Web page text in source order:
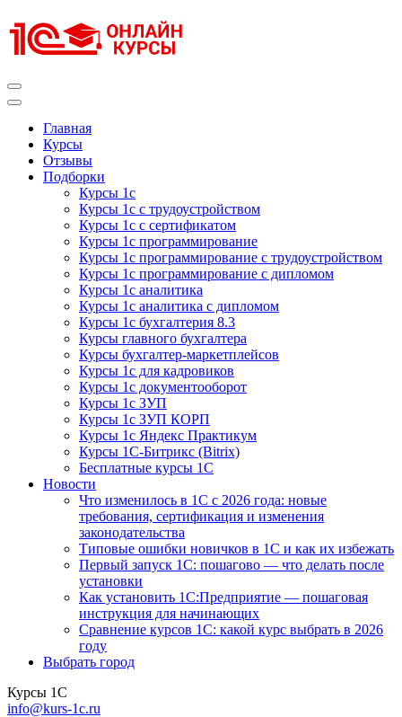
к
содержимому
Главная
Курсы
Отзывы
Подборки
Курсы 1с
Курсы 1с с трудоустройством
Курсы 1с с сертификатом
Курсы 1с программирование
Курсы 1с программирование с трудоустройством
Курсы 1с программирование с дипломом
Курсы 1с аналитика
Курсы 1с аналитика с дипломом
Курсы 1с бухгалтерия 8.3
Курсы главного бухгалтера
Курсы бухгалтер-маркетплейсов
Курсы 1с для кадровиков
Курсы 1с документооборот
Курсы 1с ЗУП
Курсы 1с ЗУП КОРП
Курсы 1с Яндекс Практикум
Курсы 1С-Битрикс (Bitrix)
Бесплатные курсы 1С
Новости
Что изменилось в 1С с 2026 года: новые
требования, сертификация и изменения
законодательства
Типовые ошибки новичков в 1С и как их избежать
Первый запуск 1С: пошагово — что делать после
установки
Как установить 1С:Предприятие — пошаговая
инструкция для начинающих
Сравнение курсов 1С: какой курс выбрать в 2026
году
Выбрать город
Курсы 1С
info@kurs-1c.ru